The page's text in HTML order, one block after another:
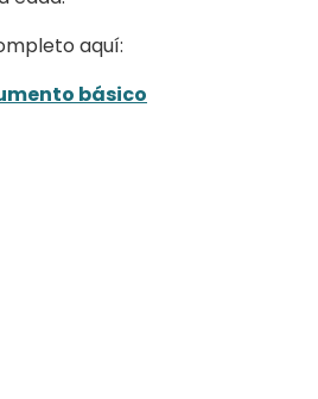
aquí:
básico